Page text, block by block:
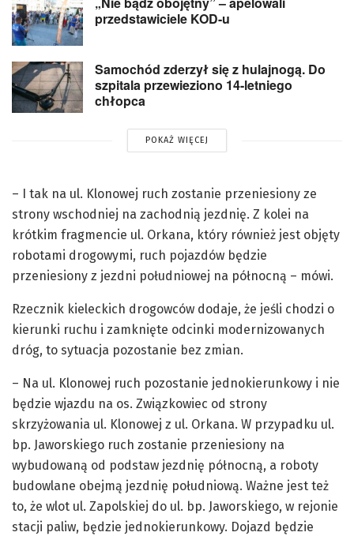
przedstawiciele KOD-u
Samochód zderzył się z hulajnogą. Do
szpitala przewieziono 14-letniego
chłopca
POKAŻ WIĘCEJ
– I tak na ul. Klonowej ruch zostanie przeniesiony ze
strony wschodniej na zachodnią jezdnię. Z kolei na
krótkim fragmencie ul. Orkana, który również jest objęty
robotami drogowymi, ruch pojazdów będzie
przeniesiony z jezdni południowej na północną – mówi.
Rzecznik kieleckich drogowców dodaje, że jeśli chodzi o
kierunki ruchu i zamknięte odcinki modernizowanych
dróg, to sytuacja pozostanie bez zmian.
– Na ul. Klonowej ruch pozostanie jednokierunkowy i nie
będzie wjazdu na os. Związkowiec od strony
skrzyżowania ul. Klonowej z ul. Orkana. W przypadku ul.
bp. Jaworskiego ruch zostanie przeniesiony na
wybudowaną od podstaw jezdnię północną, a roboty
budowlane obejmą jezdnię południową. Ważne jest też
to, że wlot ul. Zapolskiej do ul. bp. Jaworskiego, w rejonie
stacji paliw, będzie jednokierunkowy. Dojazd będzie